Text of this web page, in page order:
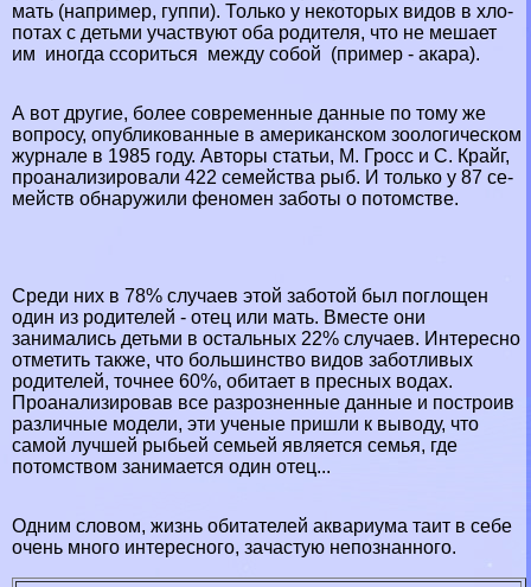
мать (например, гуппи). Только у некоторых видов в хло­
потах с детьми участвуют оба родителя, что не мешает
им иногда ссориться между собой (пример - акара).
А вот другие, более современные данные по тому же
вопросу, опубликованные в американском зоологическом
журнале в 1985 году. Авторы статьи, М. Гросс и С. Крайг,
проанализировали 422 семейства рыб. И только у 87 се­
мейств обнаружили феномен заботы о потомстве.
Сре­ди них в 78% случаев этой заботой был поглощен
один из родителей - отец или мать. Вместе они
занимались детьми в остальных 22% случаев. Интересно
отметить также, что большинство видов заботливых
родителей, точнее 60%, обитает в пресных водах.
Проанализировав все разрозненные данные и построив
различные модели, эти ученые пришли к выводу, что
самой лучшей рыбьей семьей является семья, где
потомством занимается один отец...
Одним словом, жизнь обитателей аквариума таит в себе
очень много интересного, зачастую непознанного.